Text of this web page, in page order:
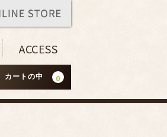
ACCESS
カートの中 0